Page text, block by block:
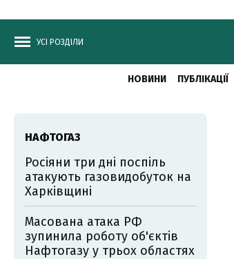
УСІ РОЗДІЛИ
НОВИНИ ПУБЛІКАЦІЇ
НАФТОГАЗ
Росіяни три дні поспіль
атакують газовидобуток на
Харківщині
Масована атака РФ
зупинила роботу об'єктів
Нафтогазу у трьох областях